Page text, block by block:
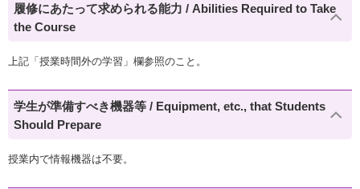
履修にあたって求められる能力 / Abilities Required to Take
the Course
上記「授業時間外の学習」欄参照のこと。
学生が準備すべき機器等 / Equipment, etc., that Students
Should Prepare
授業内で情報機器は不要。